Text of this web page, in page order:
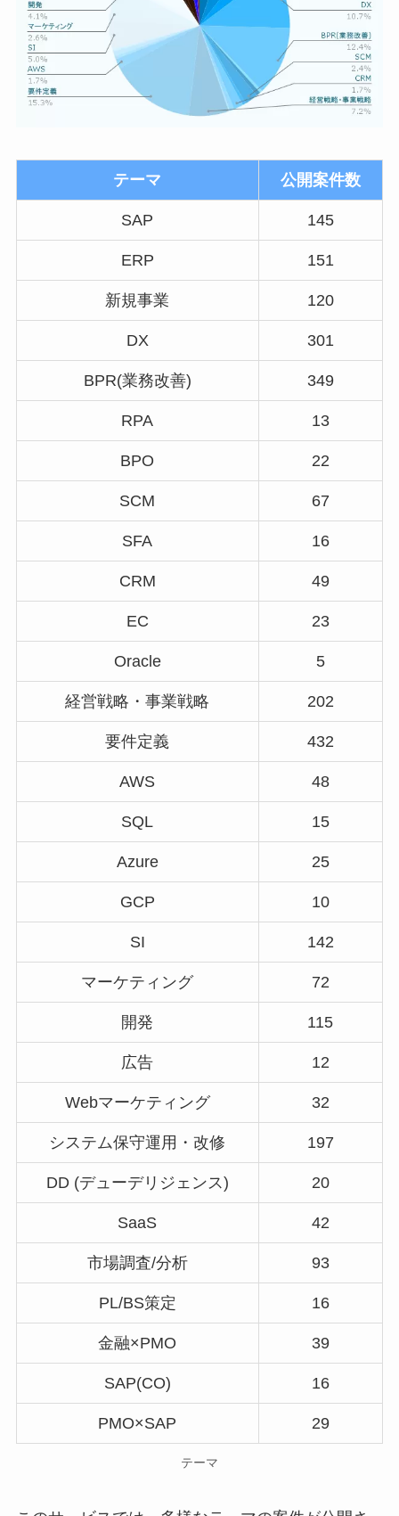
テーマ 公開案件数
SAP 145
ERP 151
新規事業 120
DX 301
BPR(業務改善) 349
RPA 13
BPO 22
SCM 67
SFA 16
CRM 49
EC 23
Oracle 5
経営戦略・事業戦略 202
要件定義 432
AWS 48
SQL 15
Azure 25
GCP 10
SI 142
マーケティング 72
開発 115
広告 12
Webマーケティング 32
システム保守運用・改修 197
DD (デューデリジェンス) 20
SaaS 42
市場調査/分析 93
PL/BS策定 16
金融×PMO 39
SAP(CO) 16
PMO×SAP 29
テーマ